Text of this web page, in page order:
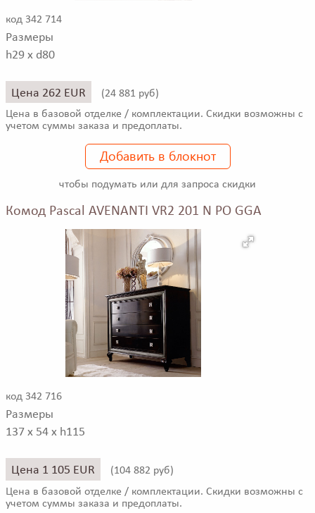
код 342 714
Размеры
h29 x d80
Цена 262 EUR (24 881 руб)
Цена в базовой отделке / комплектации. Скидки возможны с
учетом суммы заказа и предоплаты.
Добавить в блокнот
чтобы подумать или для запроса скидки
Комод Pascal AVENANTI VR2 201 N PO GGA
код 342 716
Размеры
137 x 54 x h115
Цена 1 105 EUR (104 882 руб)
Цена в базовой отделке / комплектации. Скидки возможны с
учетом суммы заказа и предоплаты.